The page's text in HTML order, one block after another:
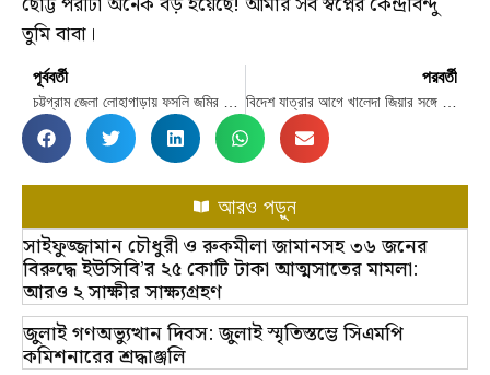
তুমি বাবা।
পূর্ববর্তী পরবর্তী
আরও পড়ুন
সাইফুজ্জামান চৌধুরী ও রুকমীলা জামানসহ ৩৬ জনের
বিরুদ্ধে ইউসিবি’র ২৫ কোটি টাকা আত্মসাতের মামলা:
আরও ২ সাক্ষীর সাক্ষ্যগ্রহণ
জুলাই গণঅভ্যুত্থান দিবস: জুলাই স্মৃতিস্তম্ভে সিএমপি
কমিশনারের শ্রদ্ধাঞ্জলি